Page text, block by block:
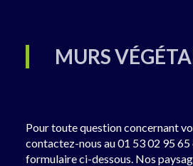
MURS
Pour toute question concernant
contactez-nous au 01 53 02 95 65
formulaire ci-dessous. Nos